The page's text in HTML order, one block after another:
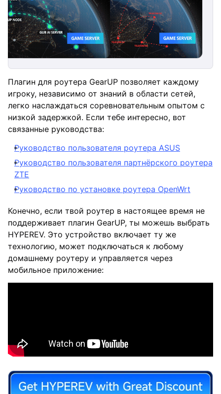
Плагин для роутера GearUP позволяет каждому
игроку, независимо от знаний в области сетей,
легко наслаждаться соревновательным опытом с
низкой задержкой. Если тебе интересно, вот
связанные руководства:
Руководство пользователя роутера ASUS
Руководство пользователя партнёрского роутера
ZTE
Руководство по установке роутера OpenWrt
Конечно, если твой роутер в настоящее время не
поддерживает плагин GearUP, ты можешь выбрать
HYPEREV. Это устройство включает ту же
технологию, может подключаться к любому
домашнему роутеру и управляется через
мобильное приложение: